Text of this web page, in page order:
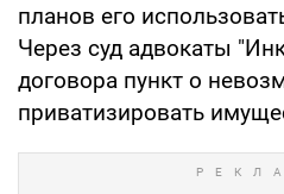
планов его
Через суд адвокаты
договора пункт о
приватизировать